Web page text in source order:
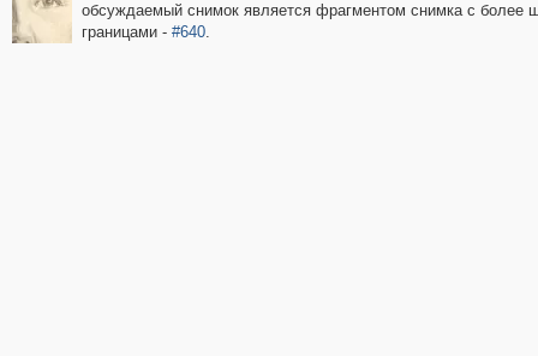
обсуждаемый снимок является фрагментом снимка с более
границами - #640.